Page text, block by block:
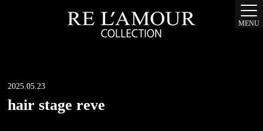
MENU
2025.05.23
hair stage reve